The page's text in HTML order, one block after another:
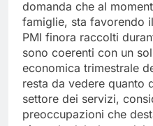
domanda che al
famiglie, sta favorendo
PMI finora raccolti
sono coerenti con un
economica trimestrale
resta da vedere quanto
settore dei servizi,
preoccupazioni che